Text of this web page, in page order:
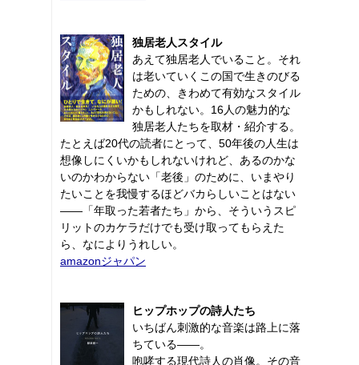
独居老人スタイル
あえて独居老人でいること。それ
は老いていくこの国で生きのびる
ための、きわめて有効なスタイル
かもしれない。16人の魅力的な
独居老人たちを取材・紹介する。
たとえば20代の読者にとって、50年後の人生は
想像しにくいかもしれないけれど、あるのかな
いのかわからない「老後」のために、いまやり
たいことを我慢するほどバカらしいことはない
――「年取った若者たち」から、そういうスピ
リットのカケラだけでも受け取ってもらえた
ら、なによりうれしい。
amazonジャパン
ヒップホップの詩人たち
いちばん刺激的な音楽は路上に落
ちている――。
咆哮する現代詩人の肖像。その音